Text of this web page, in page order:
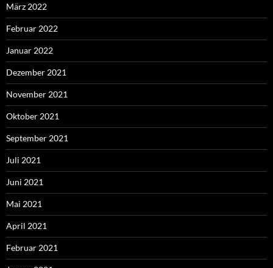
März 2022
Februar 2022
Januar 2022
Dezember 2021
November 2021
Oktober 2021
September 2021
Juli 2021
Juni 2021
Mai 2021
April 2021
Februar 2021